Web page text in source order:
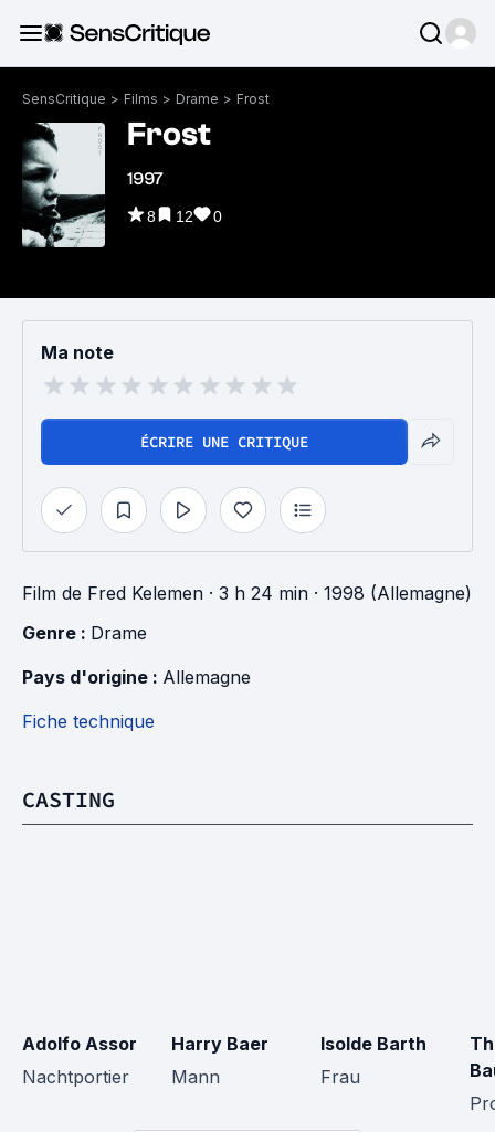
SensCritique > Films > Drame > Frost
Frost
1997
8 12 0
Ma note
ÉCRIRE UNE CRITIQUE
Film de Fred Kelemen · 3 h 24 min · 1998 (Allemagne)
Genre : Drame
Pays d'origine : Allemagne
Fiche technique
CASTING
Adolfo Assor
Nachtportier
Harry Baer
Mann
Isolde Barth
Frau